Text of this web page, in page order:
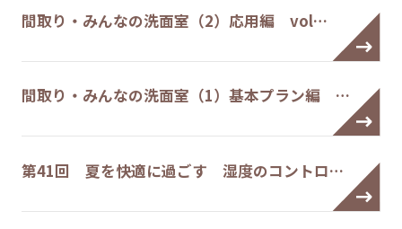
間取り・みんなの洗面室（2）応用編 vol…
間取り・みんなの洗面室（1）基本プラン編 …
第41回 夏を快適に過ごす 湿度のコントロ…